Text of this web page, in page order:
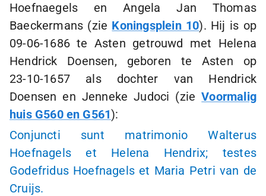
Hoefnaegels en Angela Jan Thomas
Baeckermans (zie Koningsplein 10). Hij is op
09-06-1686te Asten getrouwd met Helena
Hendrick Doensen, geboren te Asten op
23-10-1657als dochter van Hendrick
Doensen en Jenneke Judoci (zieVoormalig
huis G560 en G561):
Conjuncti sunt matrimonio Walterus
Hoefnagels et Helena Hendrix; testes
Godefridus Hoefnagels et Maria Petri van de
Cruijs.